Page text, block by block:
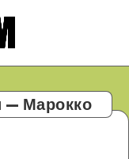
— Марокко